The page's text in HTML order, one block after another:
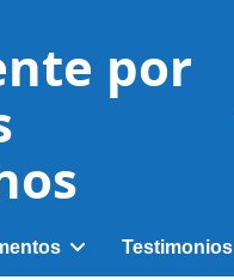
por
Testimonios